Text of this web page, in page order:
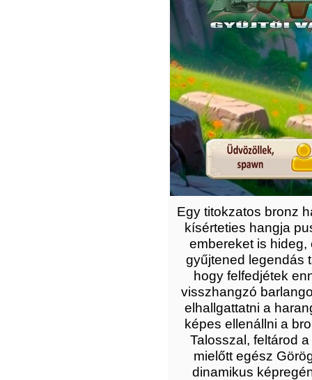
Egy titokzatos bronz
kísérteties hangja
embereket is
gyűjtened legendás
hogy felfedjétek
visszhangzó
elhallgattatni a
képes ellenállni a
Talosszal, feltárod
mielőtt egész
dinamikus